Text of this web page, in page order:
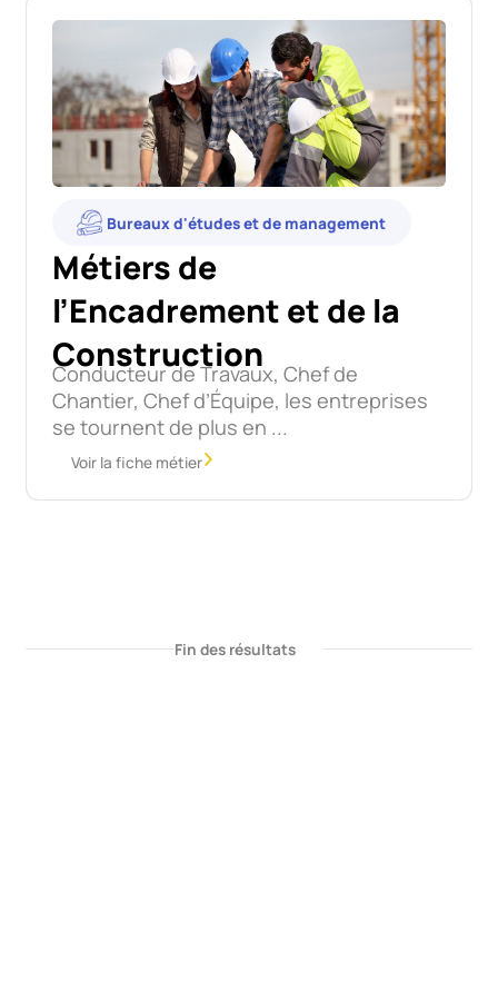
Bureaux d'études et de management
Métiers de
l’Encadrement et de la
Construction
Conducteur de Travaux, Chef de
Chantier, Chef d’Équipe, les entreprises
se tournent de plus en ...
Voir la fiche métier
Fin des résultats